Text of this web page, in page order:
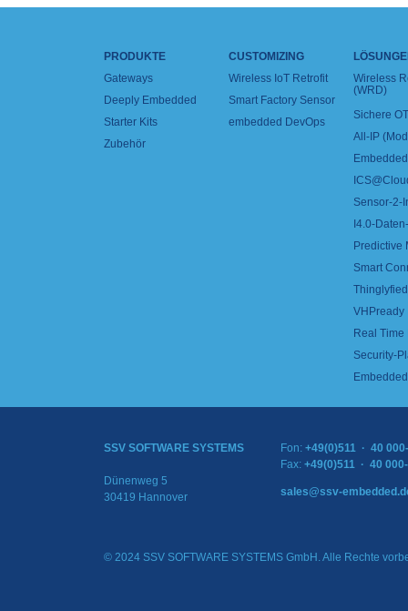
PRODUKTE
Gateways
Deeply Embedded
Starter Kits
Zubehör
CUSTOMIZING
Wireless IoT Retrofit
Smart Factory Sensor
embedded DevOps
Wireless
(WRD)
Sichere
All-IP
Sensor-2-
I4.0-
Predictive
Smart
VHPready
Real
Security-
SSV SOFTWARE SYSTEMS
Dünenweg 5
30419 Hannover
Fon: +49(0)511 · 40
Fax: +49(0)511 · 40
sales@ssv-
© 2024 SSV SOFTWARE SYSTEMS GmbH. Alle Rechte